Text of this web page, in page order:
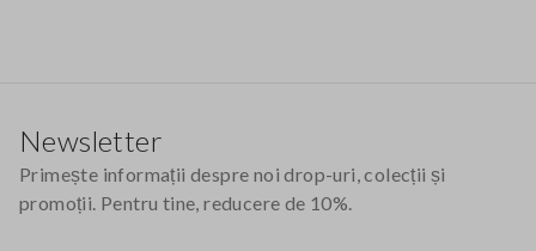
Newsletter
Primește informații despre noi drop-uri, colecții și
promoții. Pentru tine, reducere de 10%.